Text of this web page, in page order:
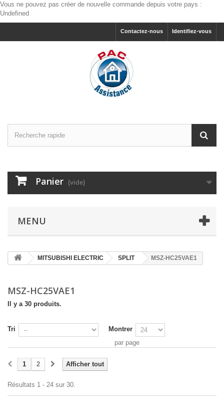
Vous ne pouvez pas créer de nouvelle commande depuis votre pays :
Undefined
Identifiez-vous
Contactez-nous
Panier (vide)
MENU
MITSUBISHI ELECTRIC SPLIT MSZ-HC25VAE1
MSZ-HC25VAE1
Il y a 30 produits.
Tri
Montrer
par page
Afficher tout
1 2
Résultats 1 - 24 sur 30.